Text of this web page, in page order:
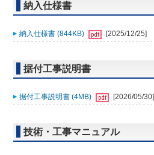
納入仕様書
納入仕様書 (844KB) [2025/12/25]
据付工事説明書
据付工事説明書 (4MB) [2026/05/30]
技術・工事マニュアル